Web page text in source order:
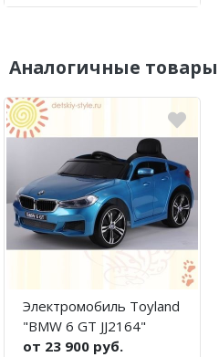
Аналогичные товары
Электромобиль Toyland
"BMW 6 GT JJ2164"
от 23 900 руб.